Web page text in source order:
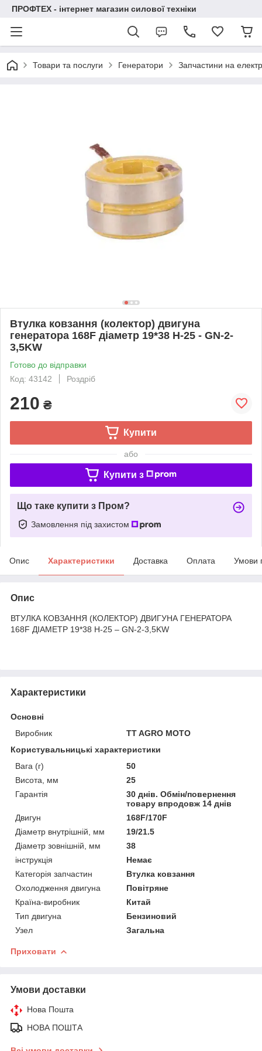
ПРОФТЕХ - інтернет магазин силової техніки
Товари та послуги Генератори Запчастини на
Втулка ковзання (колектор) двигуна
генератора 168F діаметр 19*38 H-25 - GN-2-
3,5KW
Готово до відправки
Код: 43142
Роздріб
210 ₴
Купити
або
Купити з
Що таке купити з Пром?
Замовлення під захистом
Опис Характеристики Доставка Оплата Умови
Опис
ВТУЛКА КОВЗАННЯ (КОЛЕКТОР) ДВИГУНА ГЕНЕРАТОРА
168F ДІАМЕТР 19*38 H-25 – GN-2-3,5KW
Характеристики
Основні
Виробник
TT AGRO MOTO
Користувальницькі характеристики
Вага (г)
50
Висота, мм
25
Гарантія
30 днів. Обмін/повернення
товару впродовж 14 днів
Двигун
168F/170F
Діаметр внутрішній, мм
19/21.5
Діаметр зовнішній, мм
38
інструкція
Немає
Категорія запчастин
Втулка ковзання
Охолодження двигуна
Повітряне
Країна-виробник
Китай
Тип двигуна
Бензиновий
Узел
Загальна
Приховати
Умови доставки
Нова Пошта
НОВА ПОШТА